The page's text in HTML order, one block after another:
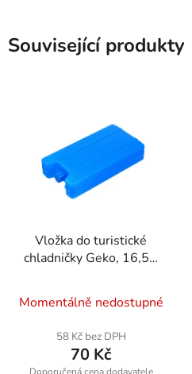
Související produkty
Vložka do turistické
chladničky Geko, 16,5 x
ml
Momentálně nedostupné
58 Kč bez DPH
70 Kč